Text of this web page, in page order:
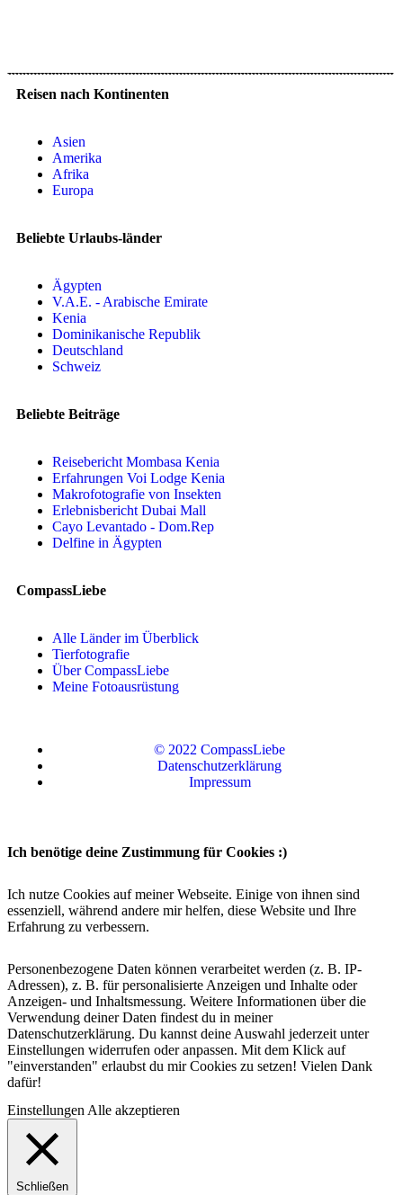
Reisen nach Kontinenten
Asien
Amerika
Afrika
Europa
Beliebte Urlaubs-länder
Ägypten
V.A.E. - Arabische Emirate
Kenia
Dominikanische Republik
Deutschland
Schweiz
Beliebte Beiträge
Reisebericht Mombasa Kenia
Erfahrungen Voi Lodge Kenia
Makrofotografie von Insekten
Erlebnisbericht Dubai Mall
Cayo Levantado - Dom.Rep
Delfine in Ägypten
CompassLiebe
Alle Länder im Überblick
Tierfotografie
Über CompassLiebe
Meine Fotoausrüstung
© 2022 CompassLiebe
Datenschutzerklärung
Impressum
Ich benötige deine Zustimmung für Cookies :)
Ich nutze Cookies auf meiner Webseite. Einige von ihnen sind
essenziell, während andere mir helfen, diese Website und Ihre
Erfahrung zu verbessern.
Personenbezogene Daten können verarbeitet werden (z. B. IP-
Adressen), z. B. für personalisierte Anzeigen und Inhalte oder
Anzeigen- und Inhaltsmessung. Weitere Informationen über die
Verwendung deiner Daten findest du in meiner
Datenschutzerklärung. Du kannst deine Auswahl jederzeit unter
Einstellungen widerrufen oder anpassen. Mit dem Klick auf
"einverstanden" erlaubst du mir Cookies zu setzen! Vielen Dank
dafür!
Einstellungen Alle akzeptieren
Schließen